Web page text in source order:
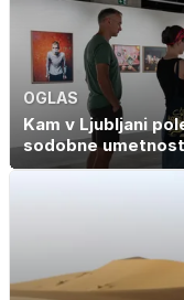
OGLAS
Kam v Ljubljani
sodobne